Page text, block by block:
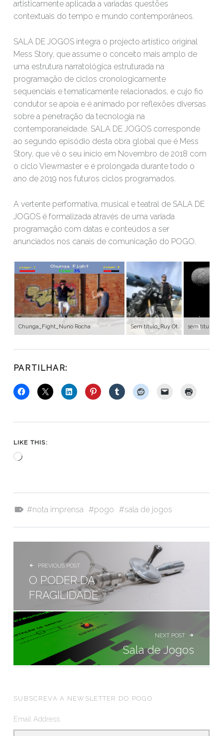
artisticamente aplicada a variadas questões
contextuais do tempo e mundo contemporâneos.
SALA DE JOGOS integra o projecto artístico original
Mess Story, que assume o conceito mais amplo de
uma estrutura narratológica estruturada na
programação de ciclos cronologicamente
sequenciais e tematicamente relacionados, e cujo fio
condutor se apoia e é animado por reflexões diversas
sobre a penetração da tecnologia na
contemporaneidade. SALA DE JOGOS corresponde
ao segundo episódio desta obra global que é Mess
Story, que vê o seu início em Novembro de 2018 com
o ciclo Viewmaster e é prolongada durante todo o
ano de 2019 nos futuros ciclos programados.
A vertente performativa, musical e teatral de SALA DE
JOGOS é formalizada através de uma variada
programação com datas e conteúdos a ser
anunciados nos canais de comunicação do POGO.
Chunga_Fight_Nuno Rocha Sem título_Ruy Otero sem
PARTILHAR:
LIKE THIS:
Loading…
nota imprensa pogo sala de jogos
NAVEGAÇÃO DE ARTIGOS
PREVIOUS POST
O PODER DA
FRAGILIDADE
NEXT POST
Sala de Jogos
FOOTER SIDEBAR
SUBSCREVA A NEWSLETTER DO POGO
Email Address